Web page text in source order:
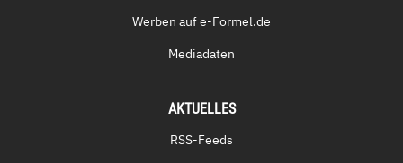
Werben auf e-Formel.de
Mediadaten
AKTUELLES
RSS-Feeds